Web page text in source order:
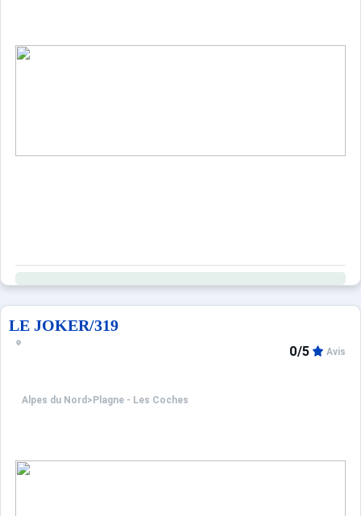
LE JOKER/319
Alpes du Nord > Plagne - Les Coches
0/5 Avis